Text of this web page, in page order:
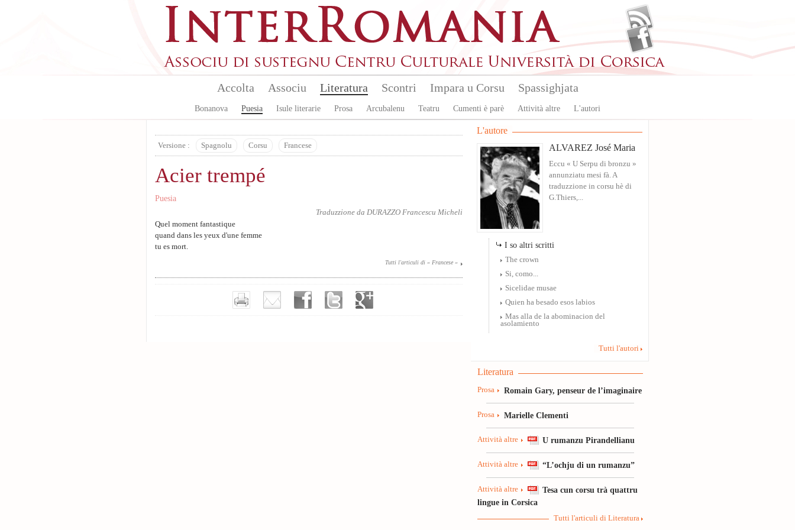
Accolta Associu Literatura
Bonanova Puesia Isule literarie Prosa Arcubalenu Teatru Cumenti è parè Attività altre L'autori
Scontri Impara u Corsu Spassighjata
Versione : Spagnolu Corsu Francese
Acier trempé
Puesia
Traduzzione da DURAZZO Francescu Micheli
Quel moment fantastique
quand dans les yeux d'une femme
tu es mort.
Tutti l'articuli di « Francese »
L'autore
ALVAREZ José Maria
Eccu « U Serpu di bronzu »
annunziatu mesi fà. A
traduzzione in corsu hè di
G.Thiers,...
I so altri scritti
The crown
Si, como...
Sicelidae musae
Quien ha besado esos labios
Mas alla de la abominacion del
asolamiento
Tutti l'autori
Literatura
Prosa Romain Gary, penseur de l’imaginaire
Prosa Marielle Clementi
Attività altre U rumanzu Pirandellianu
Attività altre “L’ochju di un rumanzu”
Attività altre
Tesa cun corsu trà quattru
lingue in Corsica
Tutti l'articuli di Literatura